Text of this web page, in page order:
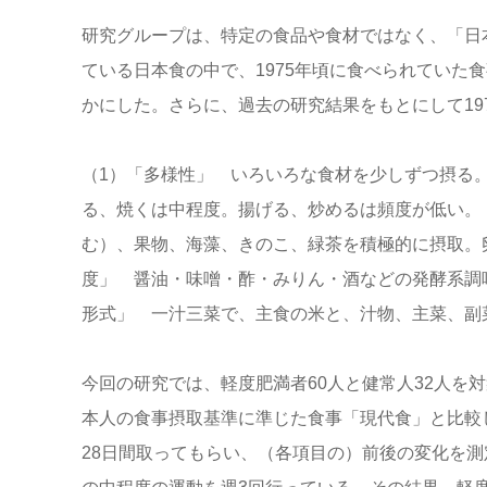
研究グループは、特定の食品や食材ではなく、「
ている日本食の中で、1975年頃に食べられていた
かにした。さらに、過去の研究結果をもとにして
（1）「多様性」 いろいろな食材を少しずつ摂
る、焼くは中程度。揚げる、炒めるは頻度が低い
む）、果物、海藻、きのこ、緑茶を積極的に摂取
度」 醤油・味噌・酢・みりん・酒などの発酵系
形式」 一汁三菜で、主食の米と、汁物、主菜、副
今回の研究では、軽度肥満者60人と健常人32人を
本人の食事摂取基準に準じた食事「現代食」と比
28日間取ってもらい、（各項目の）前後の変化を